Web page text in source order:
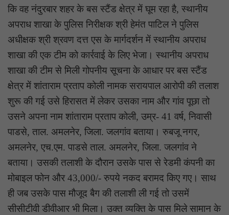
कि वह नंदुरबार शहर के बस स्टैंड क्षेत्र में घूम रहा है, स्थानीय
अपराध शाखा के पुलिस निरीक्षक श्री हेमंत पाटिल ने पुलिस
अधीक्षक श्री श्रवण दत्त एस के मार्गदर्शन में स्थानीय अपराध
शाखा की एक टीम को कार्रवाई के लिए भेजा। स्थानीय अपराध
शाखा की टीम से मिली गोपनीय सूचना के आधार पर बस स्टैंड
क्षेत्र में शांताराम प्रताप कोली नामक सरायपाल आरोपी की तलाश
शुरू की गई उसे हिरासत में लेकर उसका नाम और गांव पूछा तो
उसने अपना नाम शांताराम प्रताप कोली, उम्र- 41 वर्ष, निवासी
पाडसे, ताल. अमलनेर, जिला. जलगांव बताया। रुबजू नगर,
अमलनेर, एच.एम. पाडसे ताल. अमलनेर, जिला. जलगांव ने
बताया। उसकी तलाशी के दौरान उसके पास से रेडमी कंपनी का
मोबाइल फोन और 43,000/- रुपये नकद बरामद किए गए। साथ
ही जब उसके पास मौजूद बैग की तलाशी ली गई तो उसमें
सीसीटीवी डीवीआर भी मिला। उक्त व्यक्ति के पास मिले सामान के